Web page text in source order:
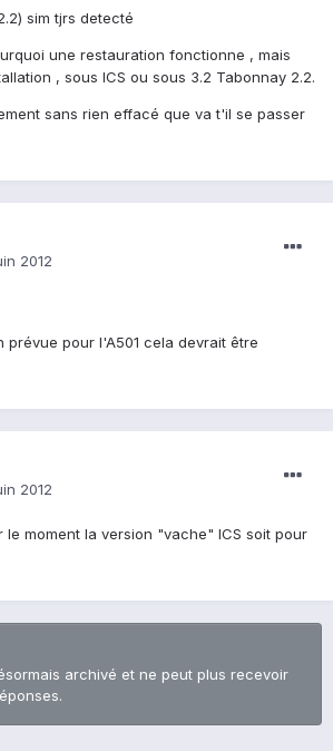
sim tjrs detecté
une restauration fonctionne , mais
, sous ICS ou sous 3.2 Tabonnay 2.2.
sans rien effacé que va t'il se passer
2012
prévue pour l'A501 cela devrait être
2012
le moment la version "vache" ICS soit pour
archivé et ne peut plus recevoir